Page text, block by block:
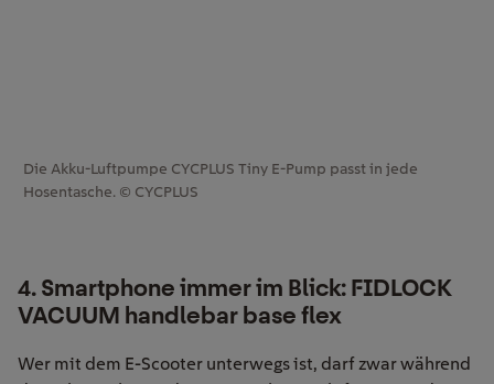
Die Akku-Luftpumpe CYCPLUS Tiny E-Pump passt in jede
Hosentasche. © CYCPLUS
4. Smartphone immer im Blick: FIDLOCK
VACUUM handlebar base flex
Wer mit dem E-Scooter unterwegs ist, darf zwar während